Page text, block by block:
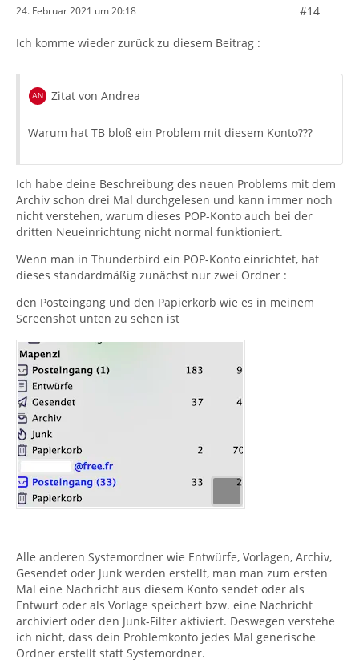
24. Februar 2021 um 20:18 #14
Ich komme wieder zurück zu diesem Beitrag :
Zitat von Andrea
Warum hat TB bloß ein Problem mit diesem Konto???
Ich habe deine Beschreibung des neuen Problems mit dem
Archiv schon drei Mal durchgelesen und kann immer noch
nicht verstehen, warum dieses POP-Konto auch bei der
dritten Neueinrichtung nicht normal funktioniert.
Wenn man in Thunderbird ein POP-Konto einrichtet, hat
dieses standardmäßig zunächst nur zwei Ordner :
den Posteingang und den Papierkorb wie es in meinem
Screenshot unten zu sehen ist
Alle anderen Systemordner wie Entwürfe, Vorlagen, Archiv,
Gesendet oder Junk werden erstellt, man man zum ersten
Mal eine Nachricht aus diesem Konto sendet oder als
Entwurf oder als Vorlage speichert bzw. eine Nachricht
archiviert oder den Junk-Filter aktiviert. Deswegen verstehe
ich nicht, dass dein Problemkonto jedes Mal generische
Ordner erstellt statt Systemordner.